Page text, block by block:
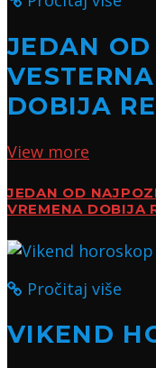
JEDAN
DOBIJA
View more
JEDAN OD
VREMENA DOBIJA
Pročitaj više
VIKEND